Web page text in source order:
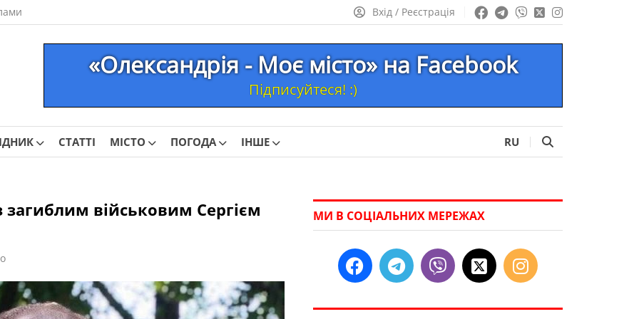
Вхід / Реєстрація
«Олександрія - Моє місто» на Facebook
Підписуйтеся! :)
СТАТТІ МІСТО ПОГОДА ІНШЕ RU
військовим Сергієм МИ В СОЦІАЛЬНИХ МЕРЕЖАХ